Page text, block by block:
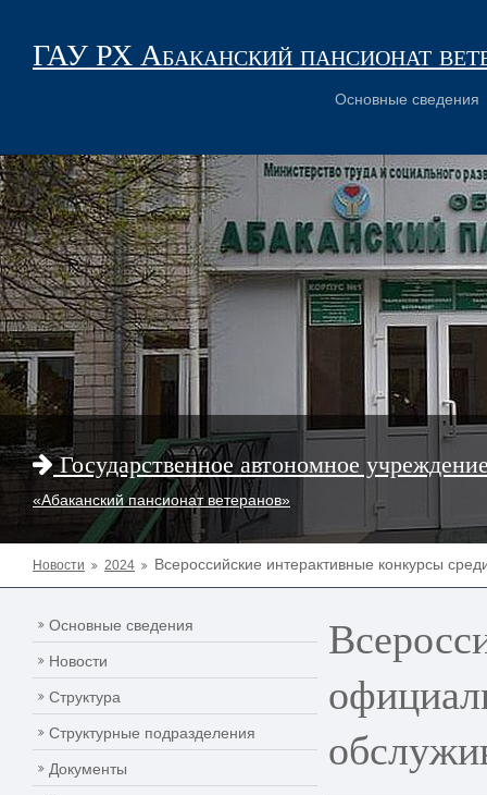
ГАУ РХ Абаканский пансионат
Основные сведения
Государственное автономное
«Абаканский пансионат ветеранов»
Новости 2024 Всероссийские интерактивные конкурсы
Основные сведения
Новости
Структура
Структурные подразделения
Документы